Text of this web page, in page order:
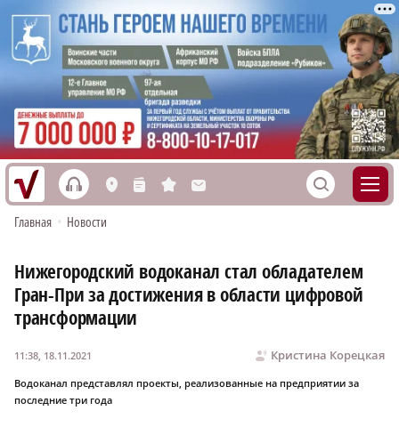
h L n s M S
Главная • Новости
Нижегородский водоканал стал обладателем
Гран-При за достижения в области цифровой
трансформации
Кристина Корецкая
11:38, 18.11.2021
Водоканал представлял проекты, реализованные на предприятии за
последние три года